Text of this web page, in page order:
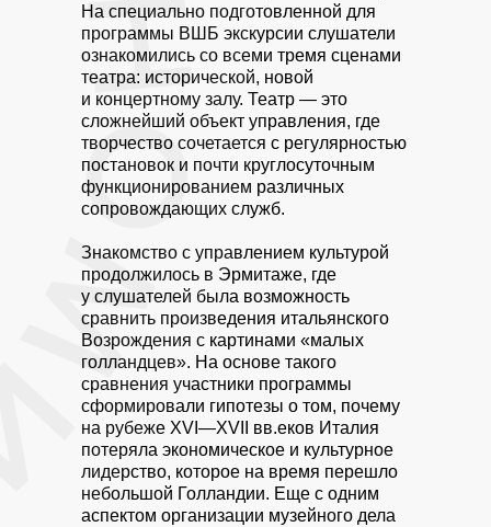
На специально подготовленной для
программы ВШБ экскурсии слушатели
ознакомились со всеми тремя сценами
театра: исторической, новой
и концертному залу. Театр — это
сложнейший объект управления, где
творчество сочетается с регулярностью
постановок и почти круглосуточным
функционированием различных
сопровождающих служб.
Знакомство с управлением культурой
продолжилось в Эрмитаже, где
у слушателей была возможность
сравнить произведения итальянского
Возрождения с картинами «малых
голландцев». На основе такого
сравнения участники программы
сформировали гипотезы о том, почему
на рубеже XVI—XVII вв.еков Италия
потеряла экономическое и культурное
лидерство, которое на время перешло
небольшой Голландии. Еще с одним
аспектом организации музейного дела